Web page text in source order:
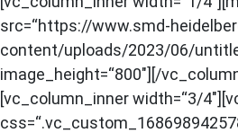
src=“https://www.smd-
content/uploads/2023/06/
image_height=“800″][/
[vc_column_inner width=“3/